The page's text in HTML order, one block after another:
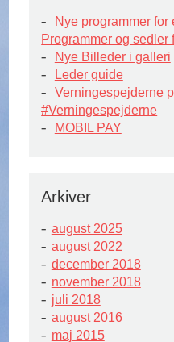
Nye programmer
Programmer og sedler
Nye Billeder i galleri
Leder guide
Verningespejderne
#Verningespejderne
MOBIL PAY
Arkiver
august 2025
august 2022
december 2018
november 2018
juli 2018
august 2016
maj 2015